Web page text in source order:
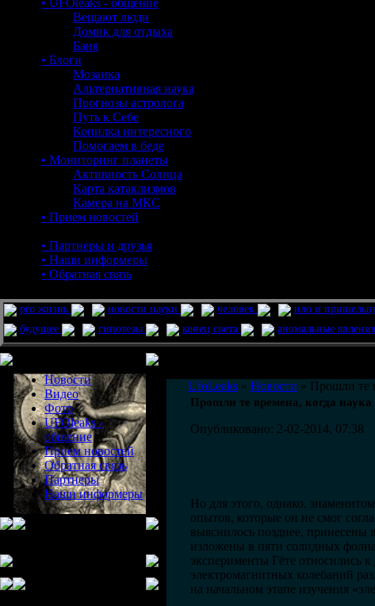
• UFOleaks - общение
Вещают люди
Домик для отдыха
Баня
• Блоги
Мозаика
Альтернативная наука
Прогнозы астролога
Путь к Себе
Копилка интересного
Помогаем в беде
• Мониторинг планеты
Активность Солнца
Карта катаклизмов
Камера на МКС
• Прием новостей
• Партнеры и друзья
• Наши информеры
• Обратная связь
pro жизнь новости науки человек нло и
будущее
гипотезы конец света аномальные явления
Новости
Видео
Фото
UFOleaks -
общение
Прием новостей
Обратная связь
Партнеры
Наши информеры
UfoLeaks » Новости » Прошли те
Прошли те времена, когда
Опубликовано: 2-02-2014, 07:38
Но для этого, однако,
опытов, которые он не смог
выяснилось позднее, принесены
изложены в пяти солидных
эксперименты Гёте относились
электромагнитных колебаний
на начальном этапе изучения